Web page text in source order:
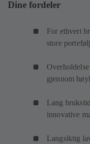
Dine fordeler
For ethvert
store
gjennom
Lang
innovative
Langsiktig